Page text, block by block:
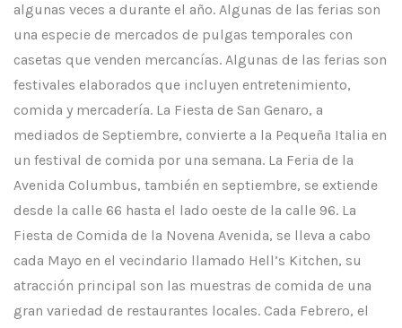
algunas veces a durante el año. Algunas de las ferias son
una especie de mercados de pulgas temporales con
casetas que venden mercancías. Algunas de las ferias son
festivales elaborados que incluyen entretenimiento,
comida y mercadería. La Fiesta de San Genaro, a
mediados de Septiembre, convierte a la Pequeña Italia en
un festival de comida por una semana. La Feria de la
Avenida Columbus, también en septiembre, se extiende
desde la calle 66 hasta el lado oeste de la calle 96. La
Fiesta de Comida de la Novena Avenida, se lleva a cabo
cada Mayo en el vecindario llamado Hell’s Kitchen, su
atracción principal son las muestras de comida de una
gran variedad de restaurantes locales. Cada Febrero, el